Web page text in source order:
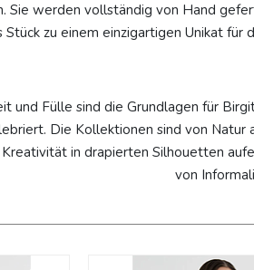
Sie werden vollständig von Hand
Stück zu einem einzigartigen Unikat für
und Fülle sind die Grundlagen für
Die Kollektionen sind von
in drapierten Silhouetten
von